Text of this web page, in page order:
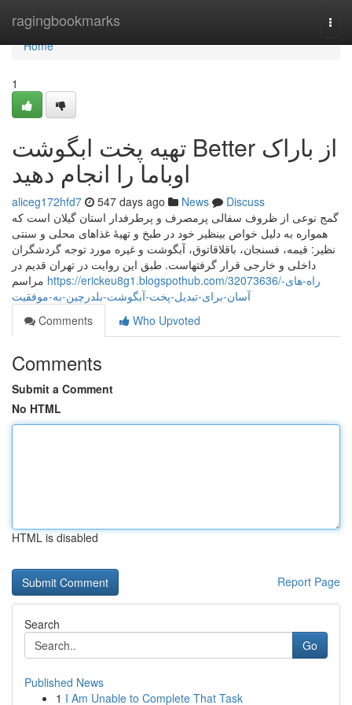
ragingbookmarks
Home
Home
1
تهیه پخت ابگوشت Better از باراک
اوباما را انجام دهید
aliceg172hfd7 547 days ago News
Discuss
گمج نوعی از ظروف سفالی پرمصرف و پرطرفدار استان گیلان است که
همواره به دلیل خواص بینظیر خود در طبخ و تهیهٔ غذاهای محلی و سنتی
نظیر: قیمه، فسنجان، باقلاقاتوق، آبگوشت و غیره مورد توجه گردشگران
داخلی و خارجی قرار گرفتهاست. طبق این روایت در تهران قدیم در
https://erickeu8g1.blogspothub.com/32073636/راه-های-
آسان-برای-تبدیل-پخت-آبگوشت-بلدرچین-به-موفقیت
Comments
Who Upvoted
Comments
Submit a Comment
No HTML
HTML is disabled
Report Page
Search
Go
Published News
1 I Am Unable to Complete That Task